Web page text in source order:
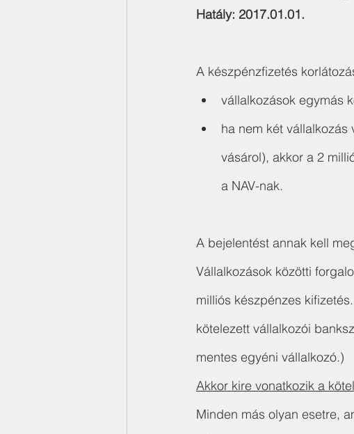
Hatály: 2017.01.01.
A készpénzfizetés
vállalkozások egymás
ha nem két
vásárol), akkor a 2
a NAV-nak.
A bejelentést annak kell
Vállalkozások közötti
milliós készpénzes
kötelezett vállalkozói
mentes egyéni vállalkozó.)
Akkor kire vonatkozik a
Minden más olyan esetre,